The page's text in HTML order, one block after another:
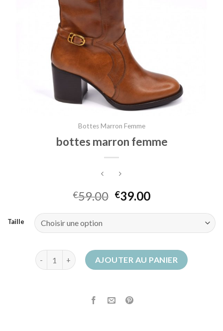
Bottes Marron Femme
bottes marron femme
€59.00 €39.00
Taille
quantité de bottes marron femme
AJOUTER AU PANIER